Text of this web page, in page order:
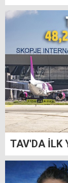
TAV'DA İLK